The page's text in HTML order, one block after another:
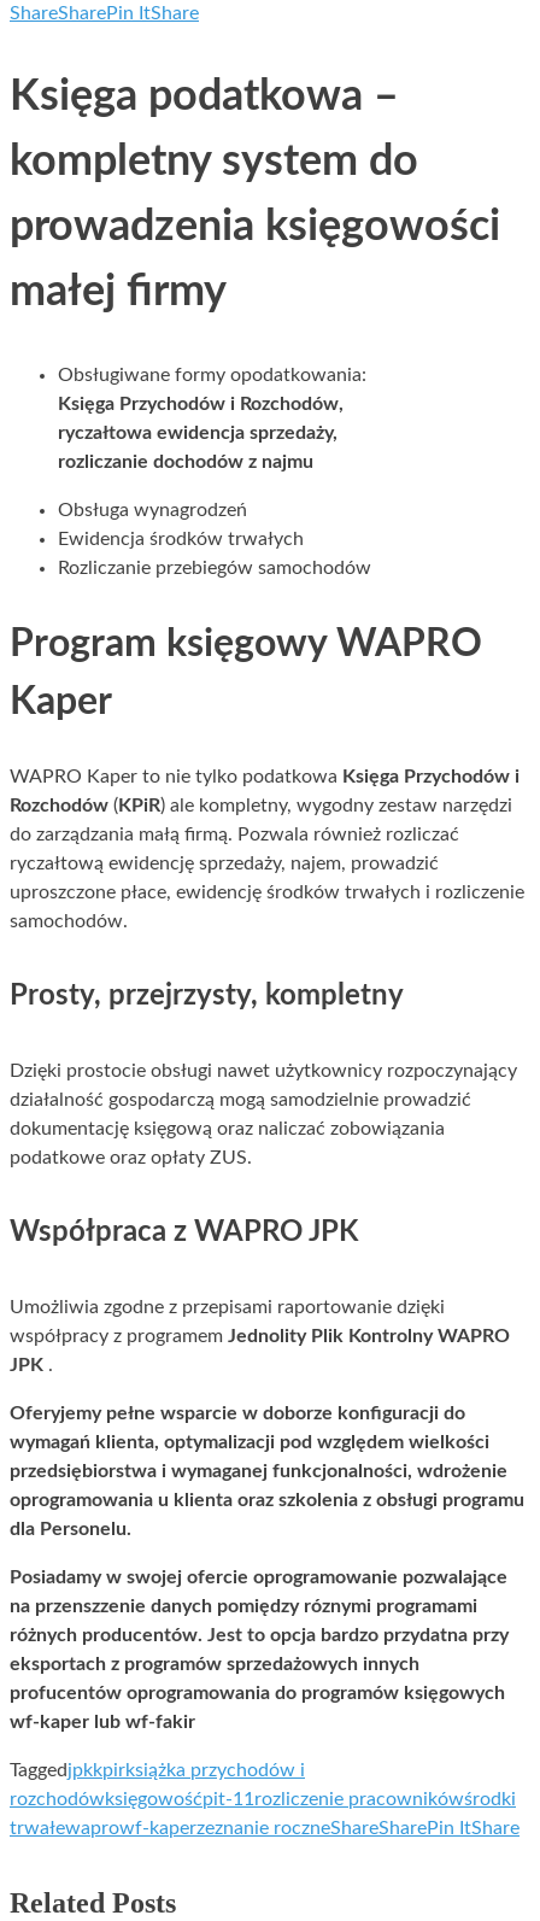
ShareSharePin ItShare
Księga podatkowa –
kompletny system do
prowadzenia księgowości
małej firmy
Obsługiwane formy opodatkowania:
Księga Przychodów i Rozchodów,
ryczałtowa ewidencja sprzedaży,
rozliczanie dochodów z najmu
Obsługa wynagrodzeń
Ewidencja środków trwałych
Rozliczanie przebiegów samochodów
Program księgowy WAPRO
Kaper
WAPRO Kaper to nie tylko podatkowa Księga Przychodów i
Rozchodów (KPiR) ale kompletny, wygodny zestaw narzędzi
do zarządzania małą firmą. Pozwala również rozliczać
ryczałtową ewidencję sprzedaży, najem, prowadzić
uproszczone płace, ewidencję środków trwałych i rozliczenie
samochodów.
Prosty, przejrzysty, kompletny
Dzięki prostocie obsługi nawet użytkownicy rozpoczynający
działalność gospodarczą mogą samodzielnie prowadzić
dokumentację księgową oraz naliczać zobowiązania
podatkowe oraz opłaty ZUS.
Współpraca z WAPRO JPK
Umożliwia zgodne z przepisami raportowanie dzięki
współpracy z programem Jednolity Plik Kontrolny WAPRO
JPK .
Oferyjemy pełne wsparcie w doborze konfiguracji do
wymagań klienta, optymalizacji pod względem wielkości
przedsiębiorstwa i wymaganej funkcjonalności, wdrożenie
oprogramowania u klienta oraz szkolenia z obsługi programu
dla Personelu.
Posiadamy w swojej ofercie oprogramowanie pozwalające
na przenszzenie danych pomiędzy róznymi programami
różnych producentów. Jest to opcja bardzo przydatna przy
eksportach z programów sprzedażowych innych
profucentów oprogramowania do programów księgowych
wf-kaper lub wf-fakir
Taggedjpkkpirksiążka przychodów i
rozchodówksięgowośćpit-11 rozliczenie pracownikówśrodki
trwałewaprowf-kaperzeznanie roczneShareSharePin ItShare
Related Posts